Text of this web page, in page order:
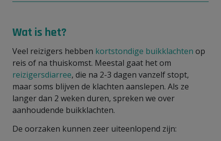
Wat is het?
Veel reizigers hebben kortstondige buikklachten op
reis of na thuiskomst. Meestal gaat het om
reizigersdiarree, die na 2-3 dagen vanzelf stopt,
maar soms blijven de klachten aanslepen. Als ze
langer dan 2 weken duren, spreken we over
aanhoudende buikklachten.
De oorzaken kunnen zeer uiteenlopend zijn: